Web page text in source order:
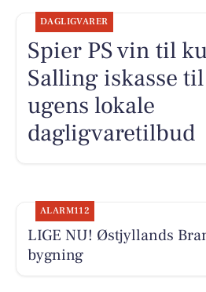
DAGLIGVARER
Spier PS vin til
Salling iskasse
ugens lokale
dagligvaretilbud
ALARM112
LIGE NU! Østjyllands
bygning